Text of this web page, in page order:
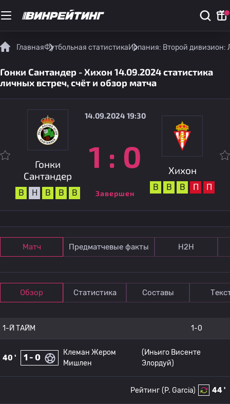
ГлавнаяФутбольная статистикаИспания: Второй дивизион:
Гонки Сантандер - Хихон 14.09.2024 статистика
личных встреч, счёт и обзор матча
Гонки
Сантандер
В Н В В В
14.09.2024 19:30
1 : 0
Завершен
Хихон
В В В П П
Матч Предматчевые факты Н2Н
Обзор Статистика Составы
1-Й ТАЙМ 1-0
40 ' 1 - 0
Клеман Жером
Мишлен
(Иньиго Висенте
Элордуй)
44 '
(P. Garcia)
Рейтинг